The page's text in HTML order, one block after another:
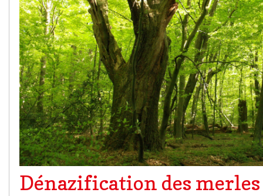
Dénazification des